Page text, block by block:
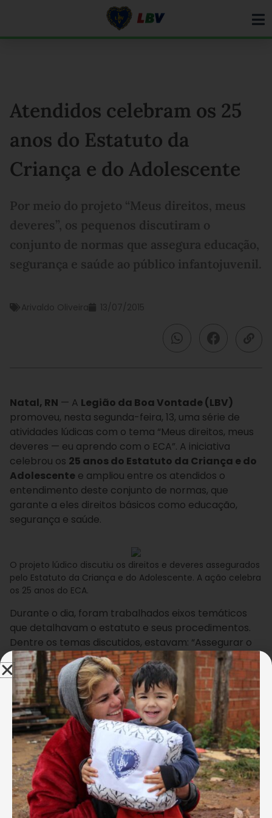
Atendidos celebram os 25
anos do Estatuto da
Criança e do Adolescente
Por meio do projeto “Meus direitos, meus
deveres”, os pequenos discutiram o
conjunto de normas que assegura educação,
segurança e saúde ao público infantojuvenil.
Arivaldo Oliveira 13/07/2015
Natal, RN — A Legião da Boa Vontade (LBV)
promoveu, nesta segunda-feira, 13, uma série de
atividades lúdicas com o tema “Meus direitos, meus
deveres — eu aprendo com o ECA”. A iniciativa
celebrou os 25 anos do Estatuto da Criança e do
Adolescente e ampliou entre os atendidos o
entendimento deste conjunto de normas, que
garante a eles direitos básicos como educação,
segurança e saúde.
O projeto lúdico discutiu os direitos e deveres assegurados
pelo Estatuto da Criança e do Adolescente. A ação celebra
os 25 anos do ECA.
Durante o dia, foram trabalhados eixos temáticos
que detalhavam o estatuto e seus procedimentos.
Dentre os temas discutidos, estavam: “Assegurar o
tratamento adequado à criança e ao adolescente
como sujeitos de direitos”; “Promover ações de
proteção integral no exercício da sua cidadania” e
“Promover o protagonismo juvenil e a vivência
saudável entre família e comunidade”.
AJUDE A LBV! FAÇA A SUA DOAÇÃO!
“Aprendi que toda criança tem o direito de ser
feliz, de brincar e estudar
e que estamos
protegidos do trabalho forçado e de qualquer